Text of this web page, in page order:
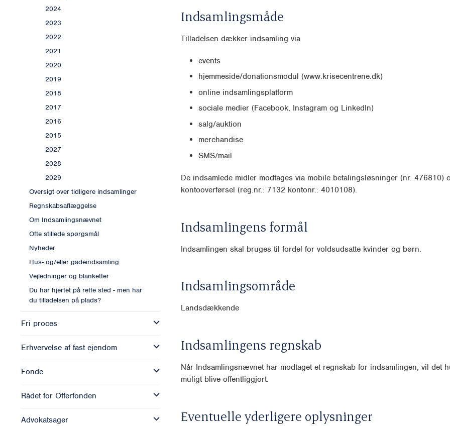
2024
2023
2022
2021
2020
2019
2018
2017
2016
2015
2027
2028
2029
Oversigt over tidligere indsamlinger
Regnskabsaflæggelse
Om Indsamlingsnævnet
Ofte stillede spørgsmål
Nyheder
Hus- og/eller gadeindsamling
Vejledninger og blanketter
Du har hjertet på rette sted - men har
du tilladelsen på plads?
Fri proces
Erhvervelse af fast ejendom
Fonde
Rådet for Offerfonden
Advokatsager
Indsamlingsmåde
Tilladelsen dækker indsamling via
events
hjemmeside/donationsmodul (www.krisecentrene.dk)
online indsamlingsplatform
sociale medier (Facebook, Instagram og LinkedIn)
salg/auktion
merchandise
SMS/mail
De indsamlede midler modtages via mobile betalingsløsninger (nr. 476810)
kontooverførsel (reg.nr.: 7132 kontonr.: 4010108).
Indsamlingens formål
Indsamlingen skal bruges til fordel for voldsudsatte kvinder og børn.
Indsamlingsområde
Landsdækkende
Indsamlingens regnskab
Når Indsamlingsnævnet har modtaget et regnskab for indsamlingen, vil det
muligt blive offentliggjort.
Eventuelle yderligere oplysninger